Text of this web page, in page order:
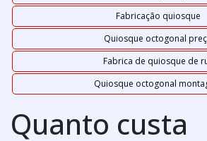
Fabricação quiosque
Quiosque octogonal
Fabrica de quiosque de
Quiosque octogonal
Quanto custa